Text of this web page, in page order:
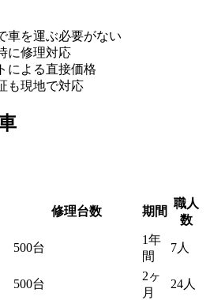
車を運ぶ必要がない
に修理対応
による直接価格
も現地で対応
修理台数 期間
職人
数
500台
1年
間
7人
500台
2ヶ
月
24人